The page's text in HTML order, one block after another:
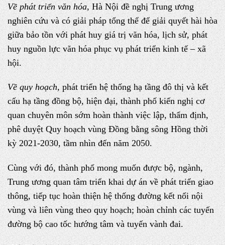
Về phát triển văn hóa,Hà Nội đề nghị Trung ương
nghiên cứu và có giải pháp tổng thể để giải quyết hài hòa
giữa bảo tồn với phát huy giá trị văn hóa, lịch sử, phát
huy nguồn lực văn hóa phục vụ phát triển kinh tế – xã
hội.
Về quy hoạch, phát triển hệ thống hạ tầng đô thị và kết
cấu hạ tầng đồng bộ, hiện đại, thành phố kiến nghị cơ
quan chuyên môn sớm hoàn thành việc lập, thẩm định,
phê duyệt Quy hoạch vùng Đồng bằng sông Hồng thời
kỳ 2021-2030, tầm nhìn đến năm 2050.
Cùng với đó, thành phố mong muốn được bộ, ngành,
Trung ương quan tâm triển khai dự án về phát triển giao
thông, tiếp tục hoàn thiện hệ thống đường kết nối nội
vùng và liên vùng theo quy hoạch; hoàn chỉnh các tuyến
đường bộ cao tốc hướng tâm và tuyến vành đai.